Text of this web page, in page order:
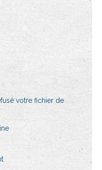
votre fichier de